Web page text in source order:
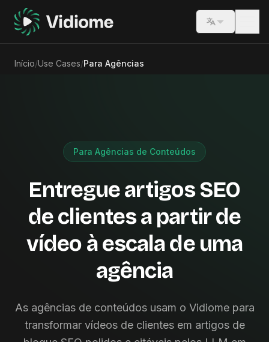
Switch
Início/Use Cases/Para Agências
Para Agências de Conteúdos
Entregue artigos SEO
de clientes a partir de
vídeo à escala de uma
agência
As agências de conteúdos usam o Vidiome para
transformar vídeos de clientes em artigos de